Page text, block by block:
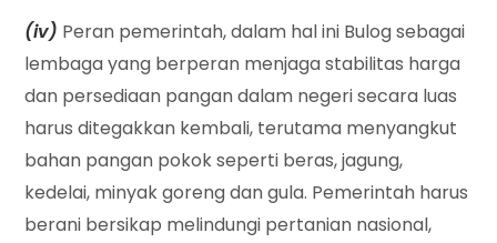
(iv) Peran pemerintah, dalam hal ini Bulog sebagai
lembaga yang berperan menjaga stabilitas harga
dan persediaan pangan dalam negeri secara luas
harus ditegakkan kembali, terutama menyangkut
bahan pangan pokok seperti beras, jagung,
kedelai, minyak goreng dan gula. Pemerintah harus
berani bersikap melindungi pertanian nasional,